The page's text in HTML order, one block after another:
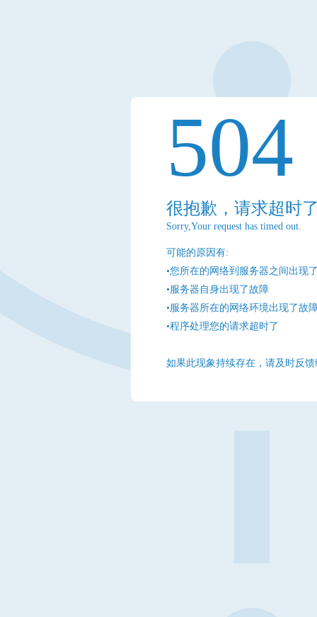
504
很抱歉，请求超时
Sorry,Your request has timed out.
可能的原因有:
•您所在的网络到服务器之间出现
•服务器自身出现了故障
•服务器所在的网络环境出现了故
•程序处理您的请求超时了
如果此现象持续存在，请及时反